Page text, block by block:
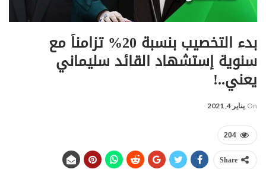
بدء التخصيب بنسبة 20% تزامناً مع
سنوية إستشهاد القائد سليماني
يعني..!
On يناير 4, 2021
204
Share